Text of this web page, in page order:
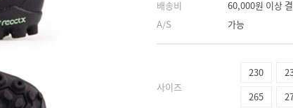
배송비
A/S
60,000원 이상
가능
사이즈
230
265